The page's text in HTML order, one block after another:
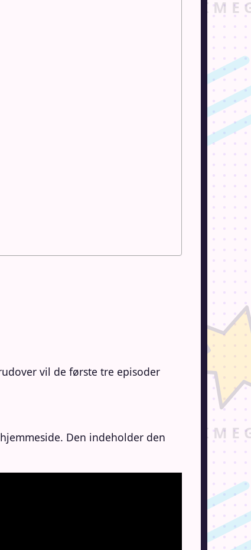
vil de første tre episoder
Den indeholder den